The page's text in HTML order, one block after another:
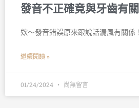
發音不正確竟與牙齒有
欸～發音錯誤原來跟說話漏風有關係
繼續閱讀 »
01/24/2024 尚無留言